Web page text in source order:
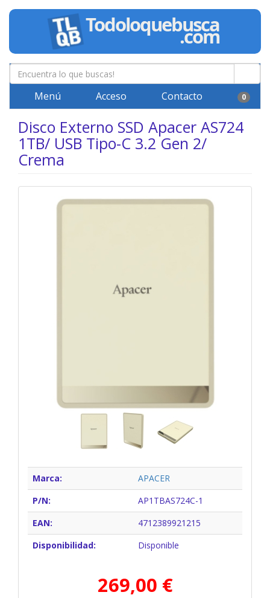
Menú Acceso Contacto 0
Disco Externo SSD Apacer AS724
1TB/ USB Tipo-C 3.2 Gen 2/
Crema
Marca:
APACER
P/N:
AP1TBAS724C-1
EAN:
4712389921215
Disponibilidad:
Disponible
269,00 €